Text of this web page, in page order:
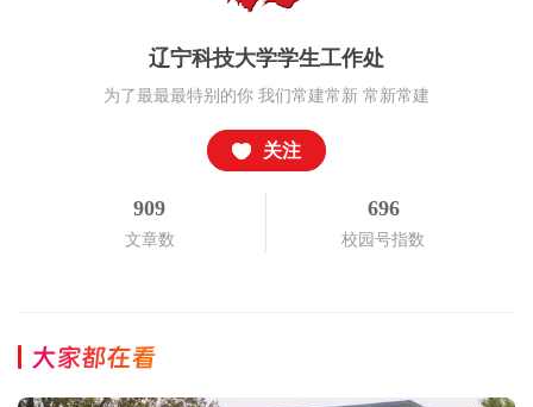
辽宁科技大学学生工作处
为了最最最特别的你 我们常建常新 常新常建
关注
909
文章数
696
校园号指数
大家都在看